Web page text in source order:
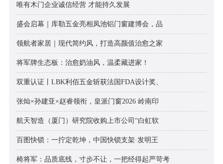
唯有木门企业诚信经营 才能持久发展
盛会启幕｜库勒五金亮相凤池铝门窗建博会，品
领航者家居｜现代简约风，打造高颜值治愈之家
将军牌生态板：治愈奶油风，温柔藏进家！
双重认证丨LBK利佰五金斩获法国FDA设计奖、
张灿×孙建亚×赵睿领衔，皇派门窗2026 岭南印
航天智造（厦门）研究院收购上市公司“白虹软
百图快锁：一拧定乾坤，中国快锁支架·发明王
椅将军：品质底线，寸步不让，一把经得起严苛考